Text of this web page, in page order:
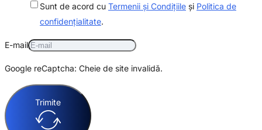
Sunt de acord cu Termenii și Condițiile și Politica de
confidențialitate.
E-mail
Google reCaptcha: Cheie de site invalidă.
Trimite